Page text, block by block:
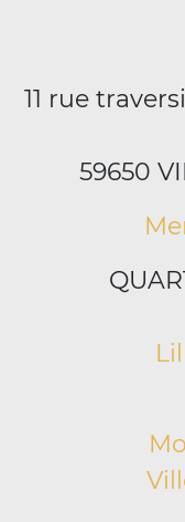
11 rue
59650